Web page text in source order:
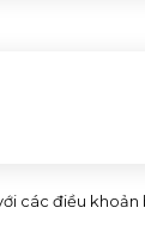
các điều